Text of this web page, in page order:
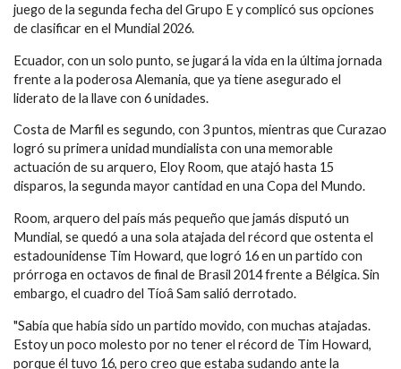
juego de la segunda fecha del Grupo E y complicó sus opciones
de clasificar en el Mundial 2026.
Ecuador, con un solo punto, se jugará la vida en la última jornada
frente a la poderosa Alemania, que ya tiene asegurado el
liderato de la llave con 6 unidades.
Costa de Marfil es segundo, con 3 puntos, mientras que Curazao
logró su primera unidad mundialista con una memorable
actuación de su arquero, Eloy Room, que atajó hasta 15
disparos, la segunda mayor cantidad en una Copa del Mundo.
Room, arquero del país más pequeño que jamás disputó un
Mundial, se quedó a una sola atajada del récord que ostenta el
estadounidense Tim Howard, que logró 16 en un partido con
prórroga en octavos de final de Brasil 2014 frente a Bélgica. Sin
embargo, el cuadro del Tíoâ Sam salió derrotado.
"Sabía que había sido un partido movido, con muchas atajadas.
Estoy un poco molesto por no tener el récord de Tim Howard,
porque él tuvo 16, pero creo que estaba sudando ante la